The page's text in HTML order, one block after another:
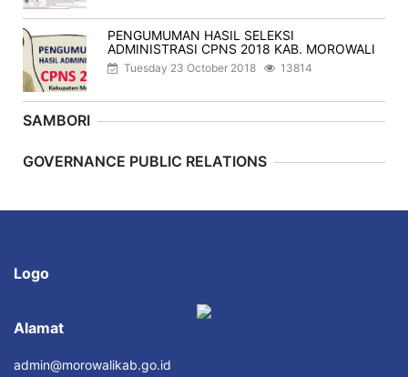
PENGUMUMAN HASIL SELEKSI
ADMINISTRASI CPNS 2018 KAB. MOROWALI
Tuesday 23 October 2018 13814
SAMBORI
Previous
GOVERNANCE PUBLIC RELATIONS
Logo
Alamat
admin@morowalikab.go.id